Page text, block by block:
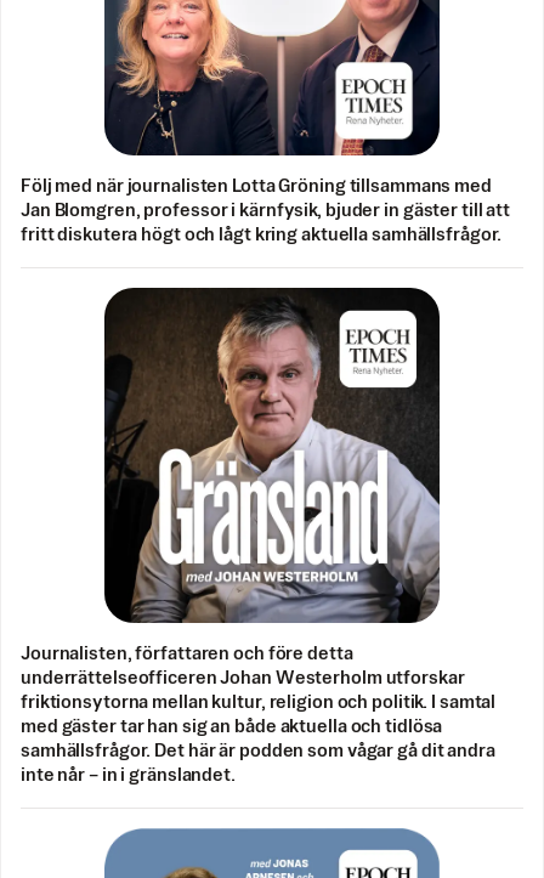
Följ med när journalisten Lotta Gröning tillsammans med
Jan Blomgren, professor i kärnfysik, bjuder in gäster till att
fritt diskutera högt och lågt kring aktuella samhällsfrågor.
Journalisten, författaren och före detta
underrättelseofficeren Johan Westerholm utforskar
friktionsytorna mellan kultur, religion och politik. I samtal
med gäster tar han sig an både aktuella och tidlösa
samhällsfrågor. Det här är podden som vågar gå dit andra
inte når – in i gränslandet.